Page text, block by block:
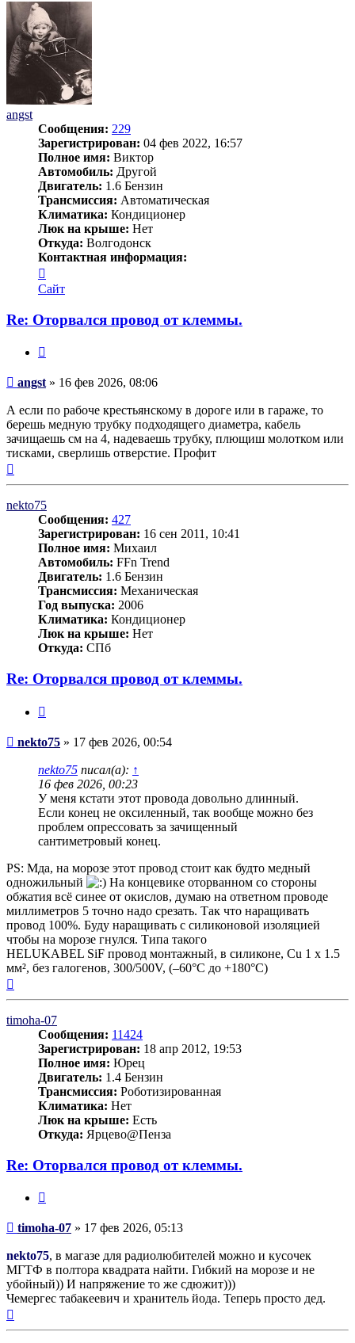
angst
Сообщения: 229
Зарегистрирован: 04 фев 2022, 16:57
Полное имя: Виктор
Автомобиль: Другой
Двигатель: 1.6 Бензин
Трансмиссия: Автоматическая
Климатика: Кондиционер
Люк на крыше: Нет
Откуда: Волгодонск
Контактная информация:
информация
пользователя
Сайт
Re: Оторвался провод от клеммы.
Сообщение
angst» 16 фев 2026, 08:06
А если по рабоче крестьянскому в дороге или в гараже, то
берешь медную трубку подходящего диаметра, кабель
зачищаешь см на 4, надеваешь трубку, плющиш молотком или
тисками, сверлишь отверстие. Профит
к
nekto75
Сообщения: 427
Зарегистрирован: 16 сен 2011, 10:41
Полное имя: Михаил
Автомобиль: FFn Trend
Двигатель: 1.6 Бензин
Трансмиссия: Механическая
Год выпуска: 2006
Климатика: Кондиционер
Люк на крыше: Нет
Откуда: СПб
Re: Оторвался провод от клеммы.
Сообщение
nekto75 » 17 фев 2026, 00:54
nekto75 писал(а): ↑
16 фев 2026, 00:23
У меня кстати этот провода довольно длинный.
Если конец не оксиленный, так вообще можно без
проблем опрессовать за зачищенный
сантиметровый конец.
PS: Мда, на морозе этот провод стоит как будто медный
одножильный
На концевике оторванном со стороны
обжатия всё синее от окислов, думаю на ответном проводе
миллиметров 5 точно надо срезать. Так что наращивать
провод 100%. Буду наращивать с силиконовой изоляцией
чтобы на морозе гнулся. Типа такого
HELUKABEL SiF провод монтажный, в силиконе, Cu 1 х 1.5
мм², без галогенов, 300/500V, (–60°С до +180°С)
timoha-07
Сообщения: 11424
Зарегистрирован: 18 апр 2012, 19:53
Полное имя: Юрец
Двигатель: 1.4 Бензин
Трансмиссия: Роботизированная
Климатика: Нет
Люк на крыше: Есть
Откуда: Ярцево@Пенза
Re: Оторвался провод от клеммы.
Сообщение
timoha-07 » 17 фев 2026, 05:13
nekto75, в магазе для радиолюбителей можно и кусочек
МГТФ в полтора квадрата найти. Гибкий на морозе и не
убойный)) И напряжение то же сдюжит)))
Чемергес табакеевич и хранитель йода. Теперь просто дед.